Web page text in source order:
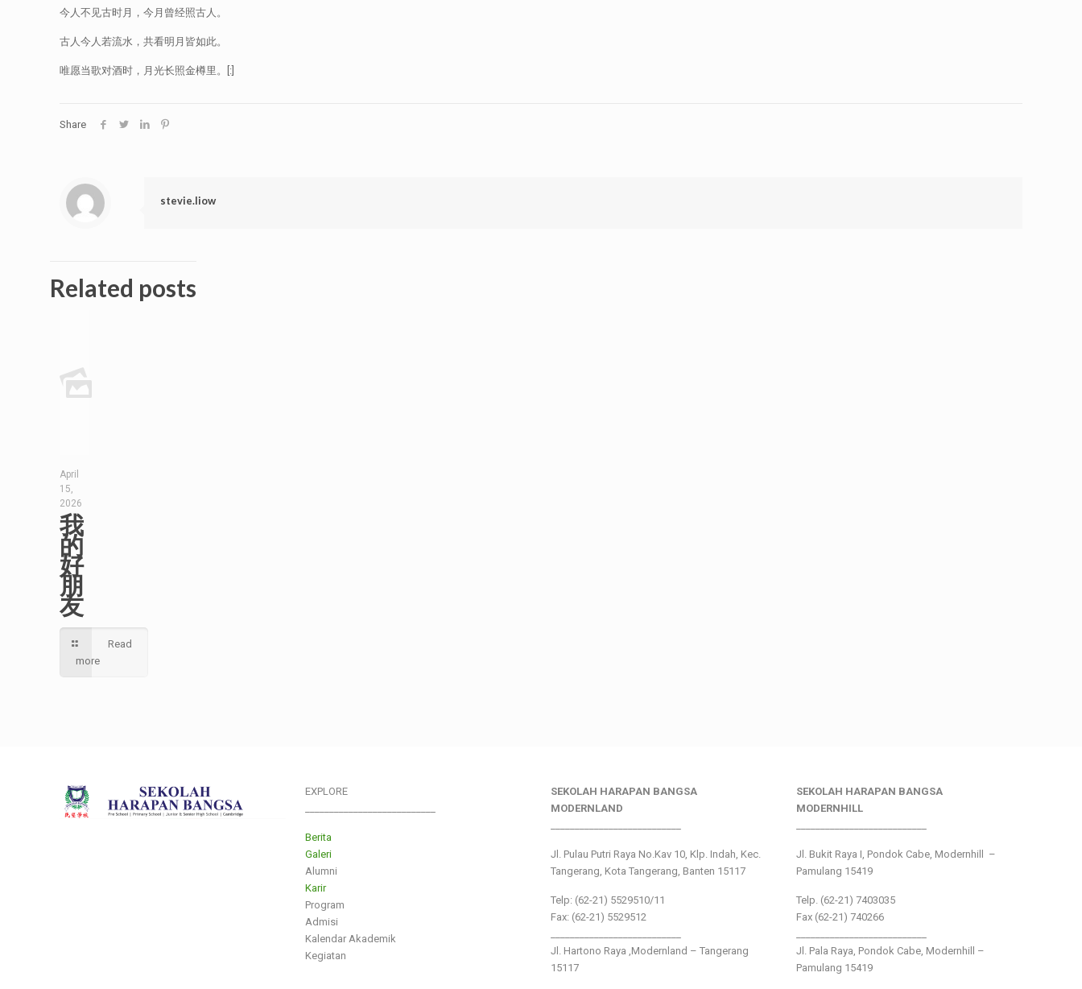
今人不见古时月，今月曾经照古人。
古人今人若流水，共看明月皆如此。
唯愿当歌对酒时，月光长照金樽里。[:]
Share
stevie.liow
Related posts
April
15,
2026
我
的
好
朋
友
Read
more
EXPLORE
Berita
Galeri
Alumni
Karir
Program
Admisi
Kalendar Akademik
Kegiatan
SEKOLAH HARAPAN BANGSA
MODERNLAND
Jl. Pulau Putri Raya No.Kav 10, Klp. Indah, Kec.
Tangerang, Kota Tangerang, Banten 15117
Telp: (62-21) 5529510/11
Fax: (62-21) 5529512
Jl. Hartono Raya ,Modernland – Tangerang
15117
SEKOLAH HARAPAN BANGSA
MODERNHILL
Jl. Bukit Raya I, Pondok Cabe, Modernhill –
Pamulang 15419
Telp. (62-21) 7403035
Fax (62-21) 740266
Jl. Pala Raya, Pondok Cabe, Modernhill –
Pamulang 15419